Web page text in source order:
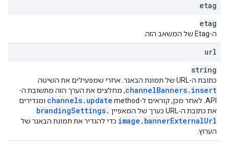
etag
etag
ה-Etag של המשאב הזה.
url
string
כתובת ה-URL של תמונת הבאנר. אחרי שמפעילים את השיטה
channelBanners. insert
, מחלצים את הערך הזה מתשובת ה-
API. לאחר מכן, קוראים ל-method‏
channels. update
ומגדירים
את כתובת ה-URL כערך של המאפיין
brandingSettings.
image . bannerExternalUrl
כדי להגדיר את תמונת הבאנר של
הערוץ.